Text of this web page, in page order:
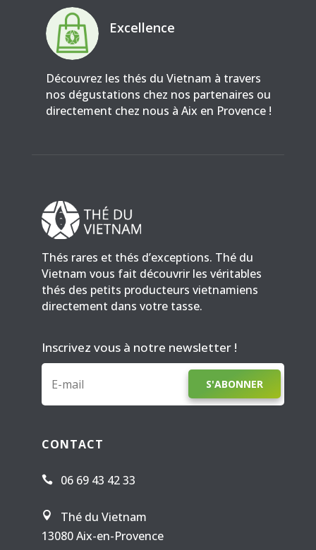
Excellence
Découvrez les thés du Vietnam à travers
nos dégustations chez nos partenaires ou
directement chez nous à Aix en Provence !
Thés rares et thés d’exceptions. Thé du
Vietnam vous fait découvrir les véritables
thés des petits producteurs vietnamiens
directement dans votre tasse.
Inscrivez vous à notre newsletter !
S'ABONNER
CONTACT
 06 69 43 42 33

Thé du Vietnam
13080 Aix-en-Provence